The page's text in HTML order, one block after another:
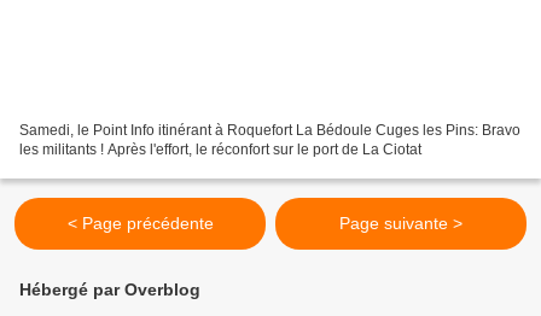
Samedi, le Point Info itinérant à Roquefort La Bédoule Cuges les Pins: Bravo
les militants ! Après l'effort, le réconfort sur le port de La Ciotat
< Page précédente Page suivante >
Hébergé par Overblog